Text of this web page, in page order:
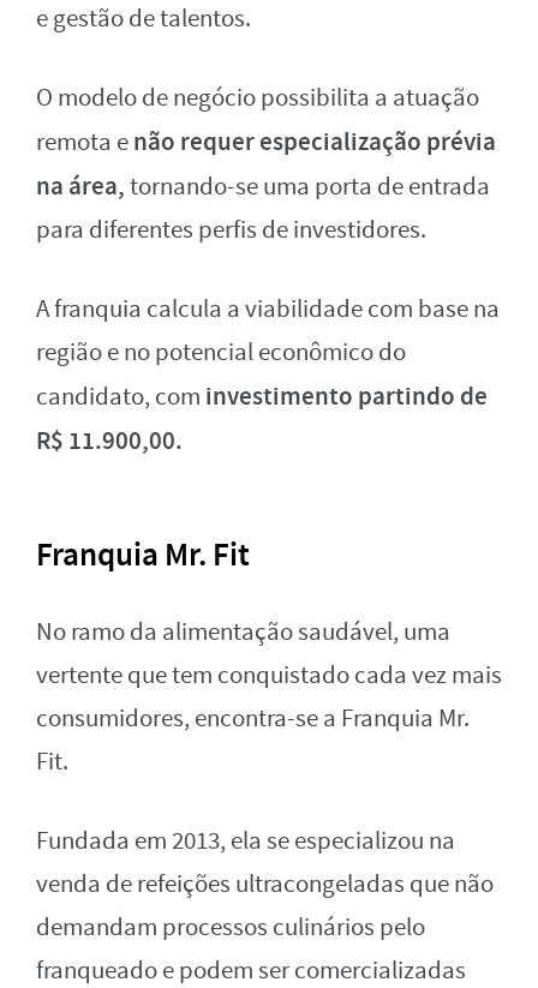
e gestão de talentos.
O modelo de negócio possibilita a atuação
remota enão requer especialização prévia
na área,tornando-se uma porta de entrada
para diferentes perfis de investidores.
A franquia calcula a viabilidade com base na
região e no potencial econômico do
candidato, com investimento partindo de
R$ 11.900,00.
Franquia Mr. Fit
No ramo da alimentação saudável, uma
vertente que tem conquistado cada vez mais
consumidores, encontra-se a Franquia Mr.
Fit.
Fundada em 2013, ela se especializou na
venda de refeições ultracongeladas que não
demandam processos culinários pelo
franqueado e podem ser comercializadas